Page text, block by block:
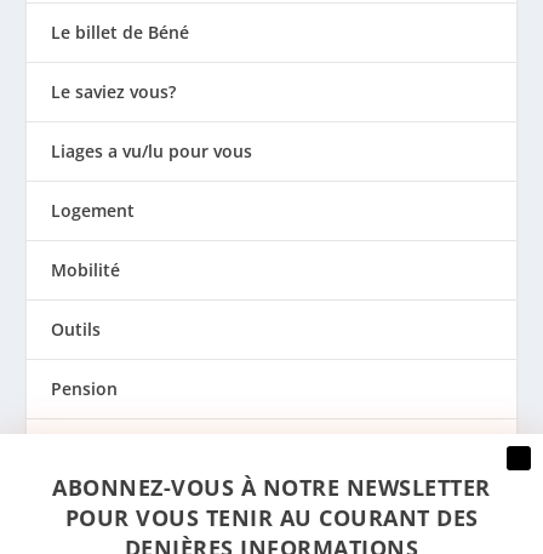
ABONNEZ-VOUS À NOTRE NEWSLETTER
POUR VOUS TENIR AU COURANT DES
Le billet de Béné
Le saviez vous?
Liages a vu/lu pour vous
Logement
Mobilité
Outils
Pension
Regards